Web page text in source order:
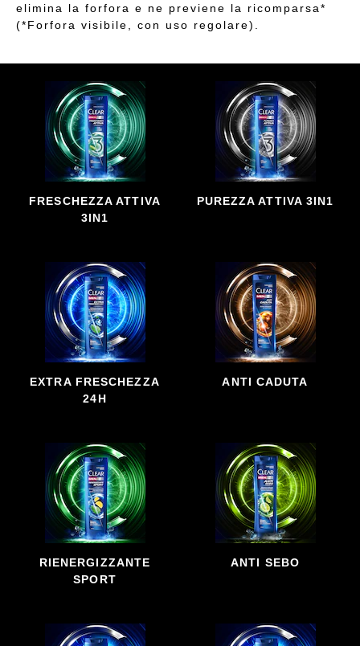
elimina la forfora e ne previene la ricomparsa*
(*Forfora visibile, con uso regolare).
FRESCHEZZA ATTIVA
3IN1
PUREZZA ATTIVA 3IN1
EXTRA FRESCHEZZA
24H
ANTI CADUTA
RIENERGIZZANTE
SPORT
ANTI SEBO